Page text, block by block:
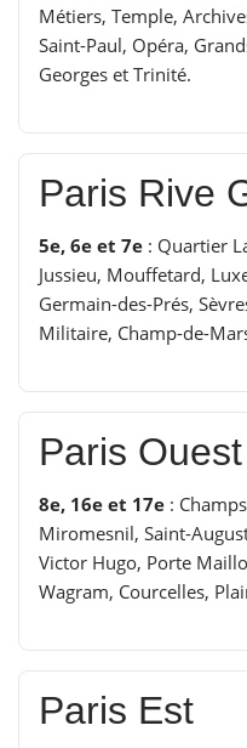
Métiers, Temple,
Saint-Paul, Opéra,
Georges et Trinité.
Paris Rive
5e, 6e et 7e : Quartier
Jussieu, Mouffetard,
Germain-des-Prés,
Militaire, Champ-de-
Paris Ouest
8e, 16e et 17e :
Miromesnil, Saint-
Victor Hugo, Porte
Wagram, Courcelles,
Paris Est